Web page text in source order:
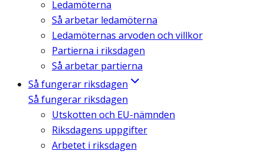
Ledamöterna
Så arbetar ledamöterna
Ledamöternas arvoden och villkor
Partierna i riksdagen
Så arbetar partierna
Så fungerar riksdagen
Så fungerar riksdagen
Utskotten och EU-nämnden
Riksdagens uppgifter
Arbetet i riksdagen